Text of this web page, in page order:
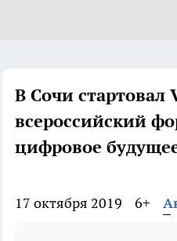
В Сочи
всероссийский
цифровое
17 октября 2019 6+